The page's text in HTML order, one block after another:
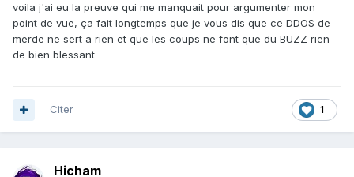
voila j'ai eu la preuve qui me manquait pour argumenter mon
point de vue, ça fait longtemps que je vous dis que ce DDOS de
merde ne sert a rien et que les coups ne font que du BUZZ rien
de bien blessant
1
Citer
Hicham